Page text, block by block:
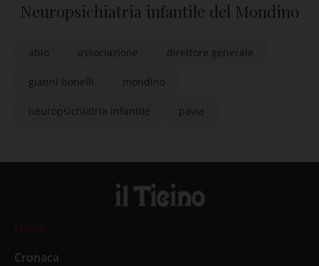
Neuropsichiatria infantile del Mondino
abio associazione direttore generale
gianni bonelli mondino
neuropsichiatria infantile pavia
News
Cronaca